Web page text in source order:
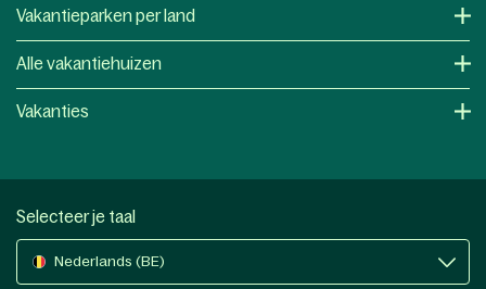
Vakantieparken per land
Alle vakantiehuizen
Vakanties
Selecteer je taal
Nederlands (BE)